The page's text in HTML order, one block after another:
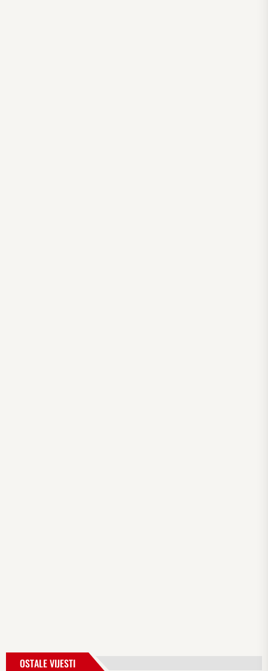
OSTALE VIJESTI